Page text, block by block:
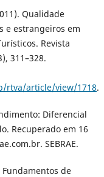
Qualidade
e estrangeiros em
Revista
311–328.
rtva/article/view/1718.
Diferencial
Recuperado em 16
SEBRAE.
Fundamentos de